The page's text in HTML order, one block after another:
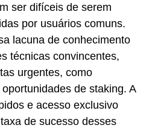
ser difíceis de serem
por usuários comuns.
lacuna de conhecimento
técnicas convincentes,
urgentes, como
de staking. A
e acesso exclusivo
de sucesso desses